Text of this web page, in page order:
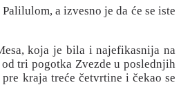
a izvesno je da će se iste
koja je bila i najefikasnija na
tri pogotka Zvezde u poslednjih
kraja treće četvrtine i čekao se